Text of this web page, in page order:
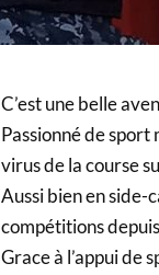
C’est une belle
Passionné de
virus de la course
Aussi bien en side-
compétitions
Grace à l’appui de